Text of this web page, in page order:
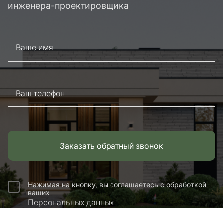
инженера-проектировщика
Ваше имя
Ваш телефон
Заказать обратный звонок
Нажимая на кнопку, вы соглашаетесь с обработкой
ваших
Персональных данных